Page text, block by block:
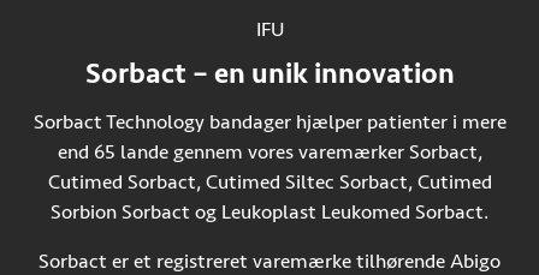
IFU(Åbner i ny fane)
Sorbact – en unik innovation
Sorbact Technology bandager hjælper patienter i mere
end 65 lande gennem vores varemærker Sorbact,
Cutimed Sorbact, Cutimed Siltec Sorbact, Cutimed
Sorbion Sorbact og Leukoplast Leukomed Sorbact.
Sorbact er et registreret varemærke tilhørende Abigo